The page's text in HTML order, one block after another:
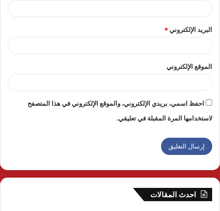
البريد الإلكتروني*
الموقع الإلكتروني
احفظ اسمي، بريدي الإلكتروني، والموقع الإلكتروني في هذا المتصفح
لاستخدامها المرة المقبلة في تعليقي.
احدث المقالات